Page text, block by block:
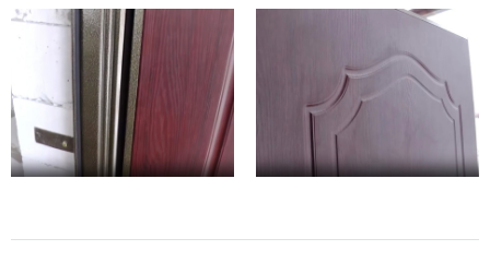
металлоконструкциях
Места установки
Трехконтурные железные конструкции устанавливают на:
входах в квартиру или загородный дом ;